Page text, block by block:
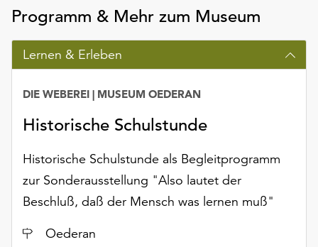
jederzeit
ändern
und
widerrufen.
Dafür
steht
am
der
die
Schaltfläche
Einstellungen“
Programm & Mehr zum Museum
Lernen & Erleben
Historische Schulstunde
DIE WEBEREI | MUSEUM OEDERAN
Historische Schulstunde als Begleitprogramm
zur Sonderausstellung "Also lautet der
Beschluß, daß der Mensch was lernen muß"
Ort
Oederan